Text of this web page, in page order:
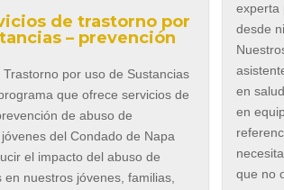
de trastorno por
– prevención
por uso de Sustancias
que ofrece servicios de
de abuso de
del Condado de Napa
el impacto del abuso de
en nuestros jóvenes, familias,
experta
desde
en
en
que no